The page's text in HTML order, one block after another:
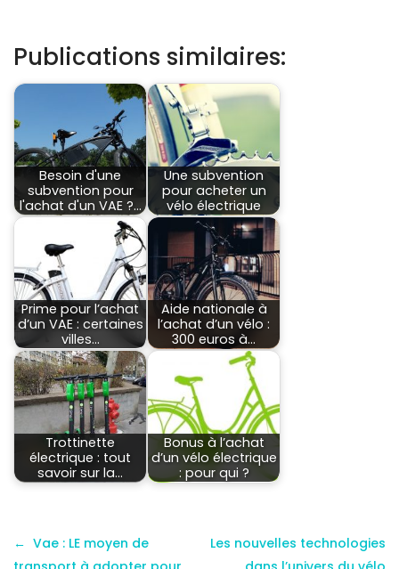
Publications similaires:
Besoin d'une
subvention pour
l'achat d'un VAE ?…
Une subvention
pour acheter un
vélo électrique
Prime pour l’achat
d’un VAE : certaines
villes…
Aide nationale à
l’achat d’un vélo :
300 euros à…
Trottinette
électrique : tout
savoir sur la…
Bonus à l’achat
d’un vélo électrique
: pour qui ?
Vae : LE moyen de
Les nouvelles technologies